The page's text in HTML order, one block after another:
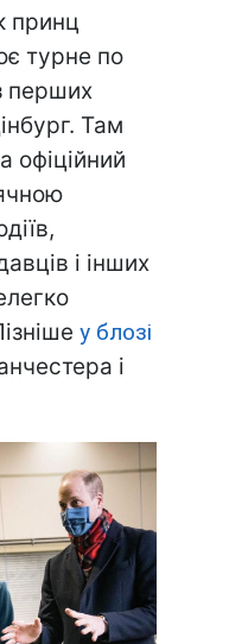
принц
турне по
перших
Там
офіційний
і інших
у блозі
і